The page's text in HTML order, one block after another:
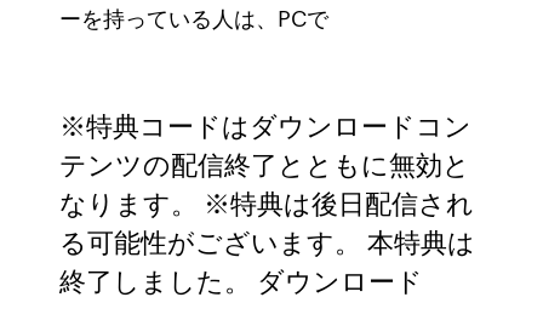
ーを持っている人は、PCで
※特典コードはダウンロードコン
テンツの配信終了とともに無効と
なります。 ※特典は後日配信され
る可能性がございます。 本特典は
終了しました。 ダウンロード